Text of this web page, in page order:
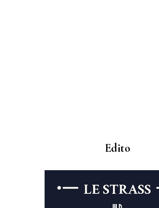
Edito